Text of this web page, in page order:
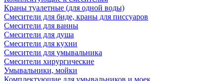
Краны туалетные (для одной воды)
Смесители для биде, краны для писсуаров
Смесители для ванны
Смесители для душа
Смесители для кухни
Смесители для умывальника
Смесители хирургические
Умывальники, мойки
Комплектующие для умывальников и моек